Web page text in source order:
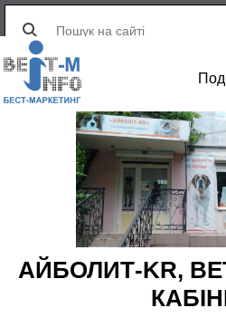
АЙБОЛИТ-KR,